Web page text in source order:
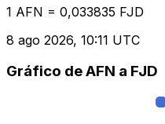
1 AFN = 0,033835 FJD
8 ago 2026, 10:11 UTC
Gráfico de AFN a FJD